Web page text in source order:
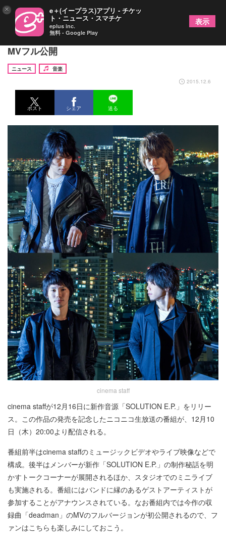
cinema staffがニコ生でミニライブ＆「deadman」
MVフル公開
ニュース
音楽
2015.12.6
ポスト シェア 送る
cinema staff
cinema staffが12月16日に新作音源「SOLUTION E.P.」をリリー
ス。この作品の発売を記念したニコニコ生放送の番組が、12月10
日（木）20:00より配信される。
番組前半はcinema staffのミュージックビデオやライブ映像などで
構成。後半はメンバーが新作「SOLUTION E.P.」の制作秘話を明
かすトークコーナーが展開されるほか、スタジオでのミニライブ
も実施される。番組にはバンドに縁のあるゲストアーティストが
参加することがアナウンスされている。なお番組内では今作の収
録曲「deadman」のMVのフルバージョンが初公開されるので、フ
ァンはこちらも楽しみにしておこう。
× e＋(イープラス)アプリ - チケッ
ト・ニュース・スマチケ
eplus inc.
無料 - Google Play
表示